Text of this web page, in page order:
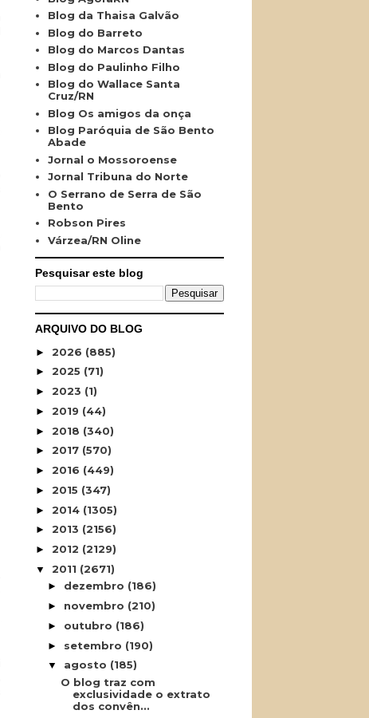
Blog da Thaisa Galvão
Blog do Barreto
Blog do Marcos Dantas
Blog do Paulinho Filho
Blog do Wallace Santa
Cruz/RN
Blog Os amigos da onça
Blog Paróquia de São Bento
Abade
Jornal o Mossoroense
Jornal Tribuna do Norte
O Serrano de Serra de São
Bento
Robson Pires
Várzea/RN Oline
Pesquisar este blog
ARQUIVO DO BLOG
► 2026 (885)
► 2025 (71)
► 2023 (1)
► 2019 (44)
► 2018 (340)
► 2017 (570)
► 2016 (449)
► 2015 (347)
► 2014 (1305)
► 2013 (2156)
► 2012 (2129)
▼ 2011 (2671)
► dezembro (186)
► novembro (210)
► outubro (186)
► setembro (190)
▼ agosto (185)
O blog traz com
exclusividade o extrato
dos convên...